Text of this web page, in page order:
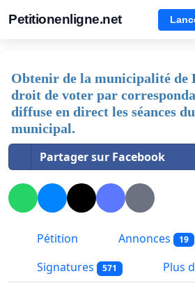
Petitionenligne.net
Obtenir de la municipalité de
droit de voter par
diffuse en direct les séances
municipal.
Partager sur Facebook
Pétition Annonces 19
Signatures 571 Plus